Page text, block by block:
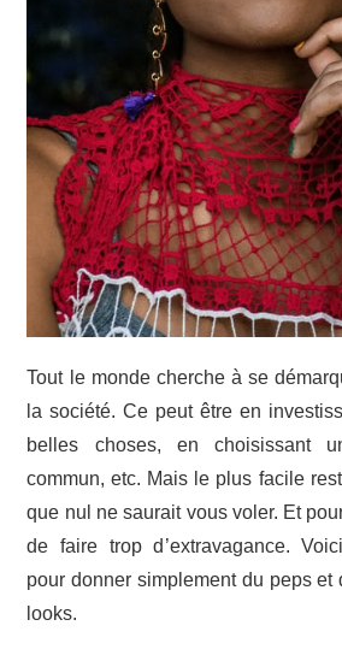
Tout le monde cherche à se
la société. Ce peut être en
belles choses, en choisissant
commun, etc. Mais le plus facile
que nul ne saurait vous voler. Et
de faire trop d’extravagance.
pour donner simplement du peps et
looks.